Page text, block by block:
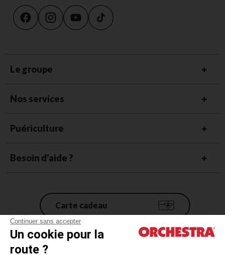
Continuer sans accepter
Un cookie pour la
route ?
Le groupe
Nos services
Puériculture
Besoin d'aide ?
Carte cadeau
Conditions générales de vente